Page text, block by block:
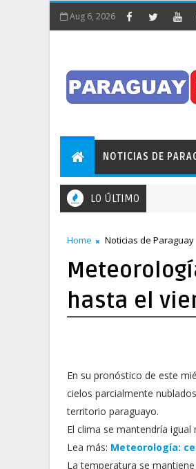
Aug 6, 2026
NOTICIAS DE
LO ÚLTIMO
Home Noticias de Paraguay
hasta el
En su pronóstico de este
cielos parcialmente
territorio paraguayo.
El clima se mantendría
Lea más: Meteorología:
La temperatura se